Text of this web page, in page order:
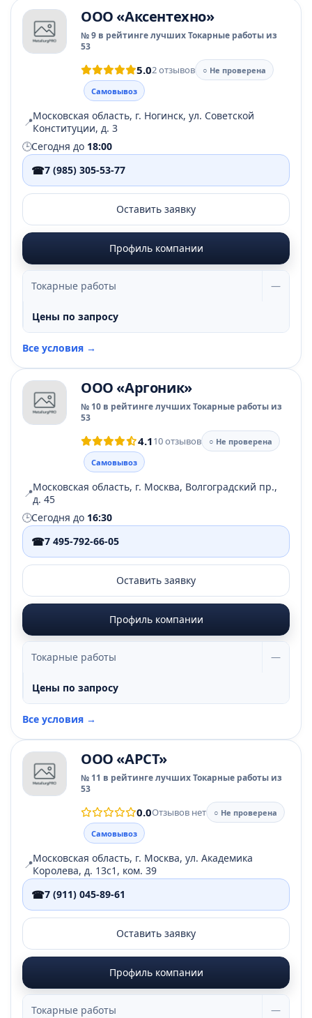
ООО «Аксентехно»
№ 9 в рейтинге лучших Токарные работы из
53
5.02 отзывов
○ Не проверена
Самовывоз
📍Московская область, г. Ногинск, ул. Советской
Конституции, д. 3
🕒Сегодня до 18:00
☎7 (985) 305-53-77
Оставить заявку
Профиль компании
Токарные работы —
Цены по запросу
Все условия →
ООО «Аргоник»
№ 10 в рейтинге лучших Токарные работы из
53
4.110 отзывов
○ Не проверена
Самовывоз
📍Московская область, г. Москва, Волгоградский пр.,
д. 45
🕒Сегодня до 16:30
☎7 495-792-66-05
Оставить заявку
Профиль компании
Токарные работы —
Цены по запросу
Все условия →
ООО «АРСТ»
№ 11 в рейтинге лучших Токарные работы из
53
0.0Отзывов нет
○ Не проверена
Самовывоз
📍Московская область, г. Москва, ул. Академика
Королева, д. 13с1, ком. 39
☎7 (911) 045-89-61
Оставить заявку
Профиль компании
Токарные работы —